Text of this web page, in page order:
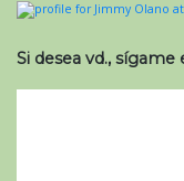
Si desea vd.,